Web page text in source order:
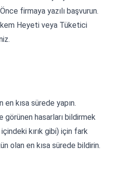
firmaya yazılı başvurun.
Heyeti veya Tüketici
en kısa sürede yapın.
görünen hasarları bildirmek
kırık gibi) için fark
olan en kısa sürede bildirin.